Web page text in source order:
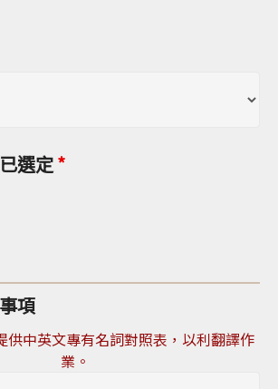
選定*
項
供中英文專有名詞對照表，以利翻譯作
業。